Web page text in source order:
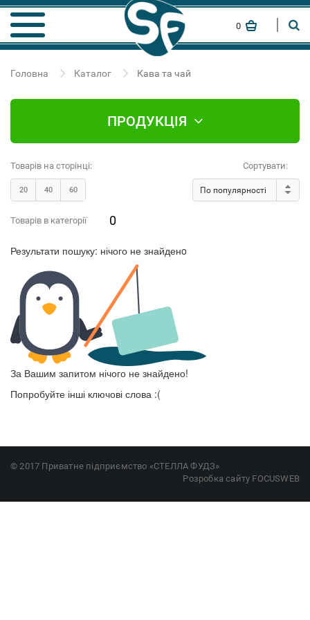
0
Головна Каталог Кава та чай
ПРОДУКЦІЯ
Товарів на сторінці:
20 40 60
Сортувати:
По популярності
Товарів в категорії 0
Результати пошуку: нічого не знайденo
За Вашим запитом нічого не знайдено!
Попробуйте інші ключові слова :(
© 2017 Приватне підприємство «СТЕЛЛА ФУДЗ»
Розробка сайту FOCUSWEB